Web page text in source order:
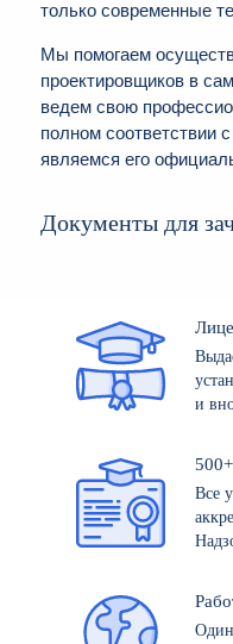
только современные
Мы помогаем
проектировщиков в
ведем свою
полном соответствии
являемся его
Документы для
и
Все